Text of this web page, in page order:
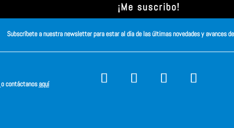
¡Me suscribo!
Subscríbete a nuestra newsletter para estar al día de las últimas novedades y avances
o contáctanosaquí